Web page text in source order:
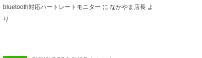
bluetooth対応ハートレートモニター に なかやま店長 よ
り